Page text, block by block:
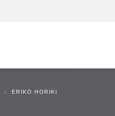
ERIKO HORIKI